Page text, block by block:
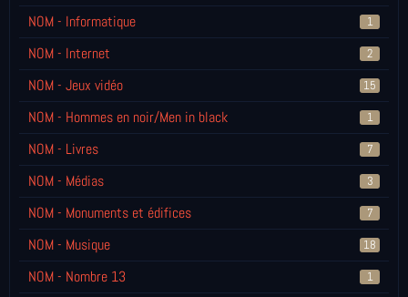
NOM - Informatique 1
NOM - Internet 2
NOM - Jeux vidéo 15
NOM - Hommes en noir/Men in black 1
NOM - Livres 7
NOM - Médias 3
NOM - Monuments et édifices 7
NOM - Musique 18
NOM - Nombre 13 1